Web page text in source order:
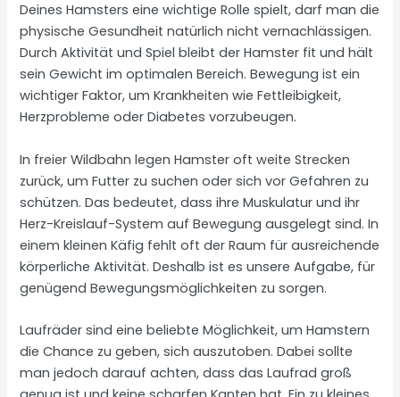
Deines Hamsters eine wichtige Rolle spielt, darf man die
physische Gesundheit natürlich nicht vernachlässigen.
Durch Aktivität und Spiel bleibt der Hamster fit und hält
sein Gewicht im optimalen Bereich. Bewegung ist ein
wichtiger Faktor, um Krankheiten wie Fettleibigkeit,
Herzprobleme oder Diabetes vorzubeugen.
In freier Wildbahn legen Hamster oft weite Strecken
zurück, um Futter zu suchen oder sich vor Gefahren zu
schützen. Das bedeutet, dass ihre Muskulatur und ihr
Herz-Kreislauf-System auf Bewegung ausgelegt sind. In
einem kleinen Käfig fehlt oft der Raum für ausreichende
körperliche Aktivität. Deshalb ist es unsere Aufgabe, für
genügend Bewegungsmöglichkeiten zu sorgen.
Laufräder sind eine beliebte Möglichkeit, um Hamstern
die Chance zu geben, sich auszutoben. Dabei sollte
man jedoch darauf achten, dass das Laufrad groß